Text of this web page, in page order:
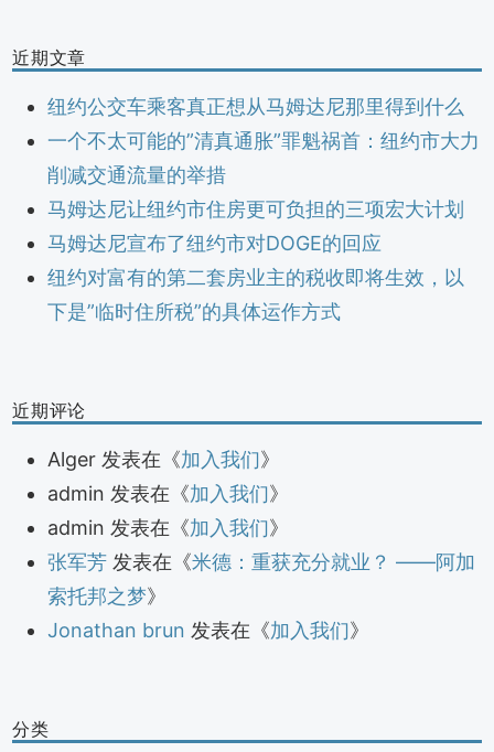
近期文章
纽约公交车乘客真正想从马姆达尼那里得到什么
一个不太可能的”清真通胀”罪魁祸首：纽约市大力
削减交通流量的举措
马姆达尼让纽约市住房更可负担的三项宏大计划
马姆达尼宣布了纽约市对DOGE的回应
纽约对富有的第二套房业主的税收即将生效，以
下是”临时住所税”的具体运作方式
近期评论
Alger 发表在《加入我们》
admin 发表在《加入我们》
admin 发表在《加入我们》
张军芳 发表在《米德：重获充分就业？ ——阿加
索托邦之梦》
Jonathan brun 发表在《加入我们》
分类